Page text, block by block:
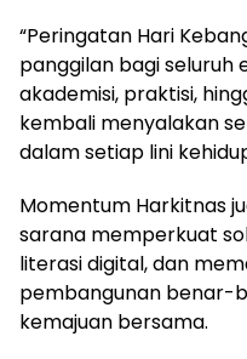
“Peringatan Hari
panggilan bagi seluruh
akademisi, praktisi,
kembali menyalakan
dalam setiap lini
Momentum Harkitnas
sarana memperkuat
literasi digital, dan
pembangunan benar-
kemajuan bersama.